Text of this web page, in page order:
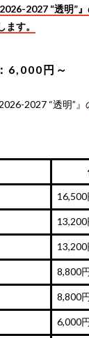
2027 “透明”』
す。
6,000円～
2027 “透明”』
16,500
13,200
13,200
8,800
8,800
6,000